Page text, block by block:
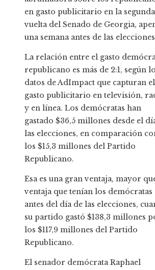
en gasto publicitario en la segunda
vuelta del Senado de Georgia,
una semana antes de las
La relación entre el gasto
republicano es más de 2:1, según
datos de AdImpact que capturan el
gasto publicitario en televisión,
y en línea. Los demócratas han
gastado $36,5 millones desde el
las elecciones, en comparación
los $15,3 millones del Partido
Republicano.
Esa es una gran ventaja, mayor
ventaja que tenían los demócratas
antes del día de las elecciones,
su partido gastó $138,3 millones
los $117,9 millones del Partido
Republicano.
El senador demócrata Raphael